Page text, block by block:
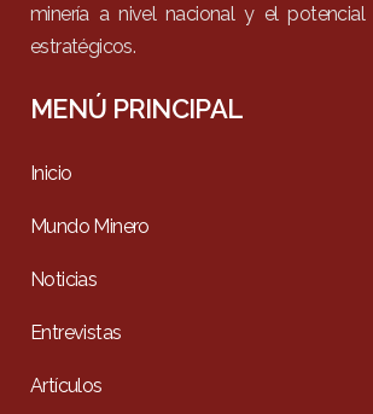
minería a nivel nacional y el
estratégicos.
MENÚ PRINCIPAL
Inicio
Mundo Minero
Noticias
Entrevistas
Artículos